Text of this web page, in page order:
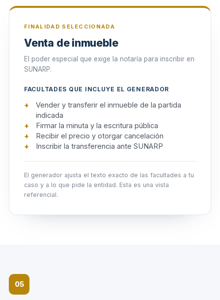
FINALIDAD SELECCIONADA
Venta de inmueble
El poder especial que exige la notaría para inscribir en
SUNARP.
FACULTADES QUE INCLUYE EL GENERADOR
Vender y transferir el inmueble de la partida
indicada
Firmar la minuta y la escritura pública
Recibir el precio y otorgar cancelación
Inscribir la transferencia ante SUNARP
El generador ajusta el texto exacto de las facultades a tu
caso y a lo que pide la entidad. Esta es una vista
referencial.
05